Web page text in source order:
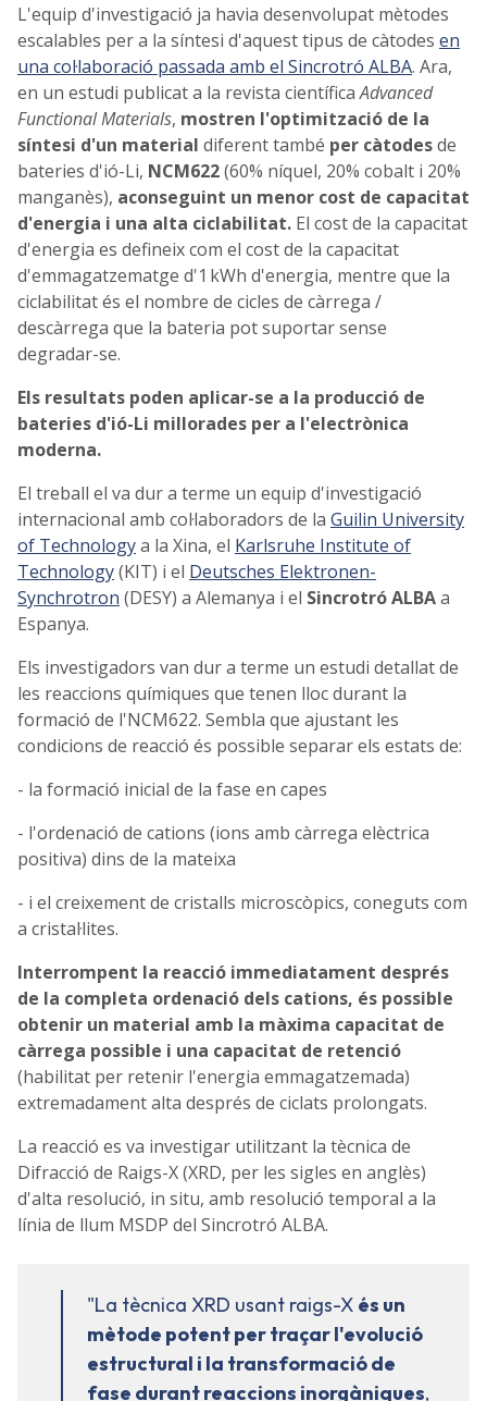
L'equip d'investigació ja havia desenvolupat mètodes
escalables per a la síntesi d'aquest tipus de càtodes en
una col·laboració passada amb el Sincrotró ALBA. Ara,
en un estudi publicat a la revista científicaAdvanced
Functional Materials, mostren l'optimització de la
síntesi d'un material diferent també per càtodesde
bateries d'ió-Li, NCM622(60% níquel, 20% cobalt i 20%
manganès), aconseguint un menor cost de capacitat
d'energia i una alta ciclabilitat. El cost de la capacitat
d'energia es defineix com el cost de la capacitat
d'emmagatzematge d'1 kWh d'energia, mentre que la
ciclabilitat és el nombre de cicles de càrrega /
descàrrega que la bateria pot suportar sense
degradar-se.
Els resultats poden aplicar-se a la producció de
bateries d'ió-Li millorades per a l'electrònica
moderna.
El treball el va dur a terme un equip d'investigació
internacional amb col·laboradors de la Guilin University
of Technologya la Xina, el Karlsruhe Institute of
Technology(KIT) i el Deutsches Elektronen-
Synchrotron (DESY) a Alemanya i el Sincrotró ALBAa
Espanya.
Els investigadors van dur a terme un estudi detallat de
les reaccions químiques que tenen lloc durant la
formació de l'NCM622. Sembla que ajustant les
condicions de reacció és possible separar els estats de:
- la formació inicial de la fase en capes
- l'ordenació de cations (ions amb càrrega elèctrica
positiva) dins de la mateixa
- i el creixement de cristalls microscòpics, coneguts com
a cristal·lites.
Interrompent la reacció immediatament després
de la completa ordenació dels cations, és possible
obtenir un material amb la màxima capacitat de
càrrega possible i una capacitat de retenció
(habilitat per retenir l'energia emmagatzemada)
extremadament alta després de ciclats prolongats.
La reacció es va investigar utilitzant la tècnica de
Difracció de Raigs-X (XRD, per les sigles en anglès)
d'alta resolució, in situ, amb resolució temporal a la
línia de llum MSDP del Sincrotró ALBA.
"La tècnica XRD usant raigs-X és un
mètode potent per traçar l'evolució
estructural i la transformació de
fase durant reaccions inorgàniques,